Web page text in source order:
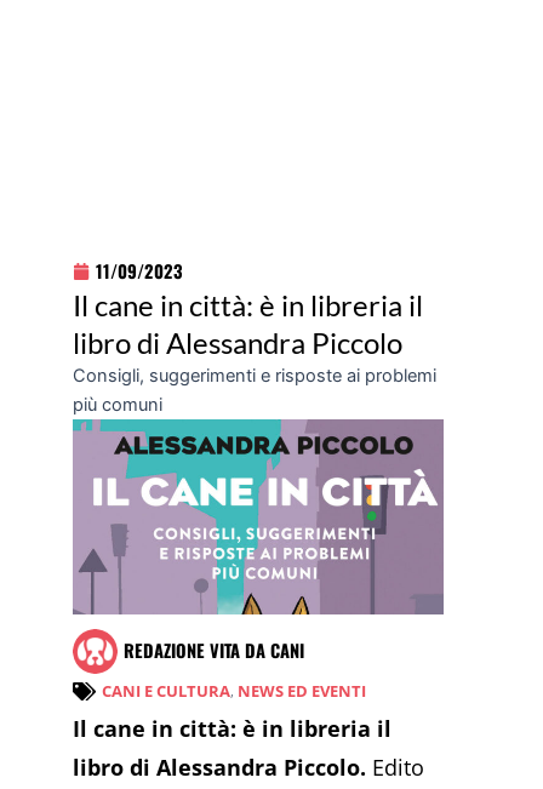
11/09/2023
Il cane in città: è in libreria il
libro di Alessandra Piccolo
Consigli, suggerimenti e risposte ai problemi
più comuni
REDAZIONE VITA DA CANI
CANI E CULTURA, NEWS ED EVENTI
Il cane in città: è in libreria il
libro di Alessandra Piccolo. Edito